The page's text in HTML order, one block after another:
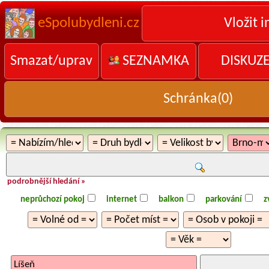
eSpolubydleni.cz Vložit
Smazat/uprav SEZNAMKA
Schránka(0)
podrobnější hledání »
neprůchozí pokoj internet balkon parkování